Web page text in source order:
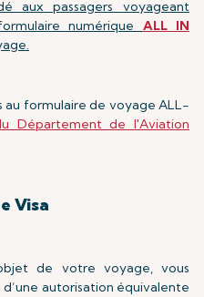
aux passagers voyageant
numérique ALL IN
au formulaire de voyage ALL-
Département de l'Aviation
Visa
de votre voyage, vous
autorisation équivalente